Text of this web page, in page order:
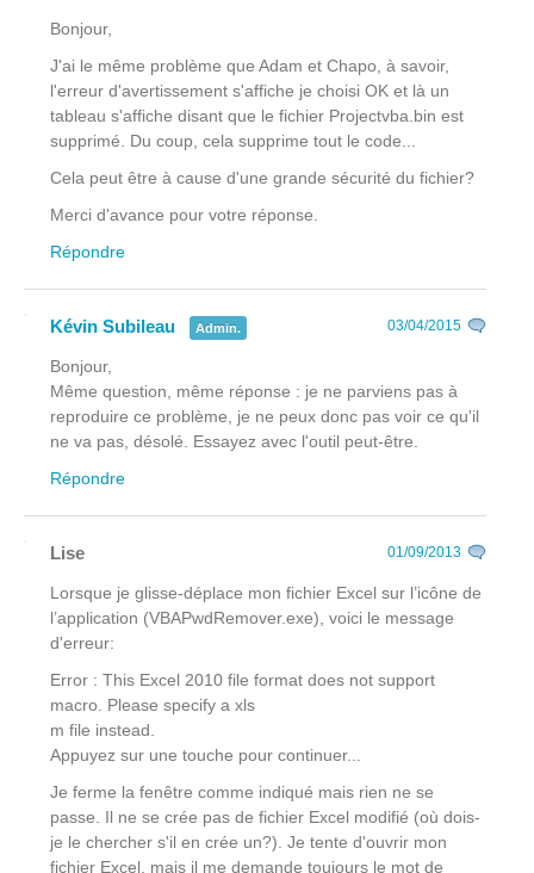
Bonjour,
J'ai le même problème que Adam et Chapo, à savoir,
l'erreur d'avertissement s'affiche je choisi OK et là un
tableau s'affiche disant que le fichier Projectvba.bin est
supprimé. Du coup, cela supprime tout le code...
Cela peut être à cause d'une grande sécurité du fichier?
Merci d'avance pour votre réponse.
Répondre
Kévin Subileau Admin. 03/04/2015
Bonjour,
Même question, même réponse : je ne parviens pas à
reproduire ce problème, je ne peux donc pas voir ce qu'il
ne va pas, désolé. Essayez avec l'outil peut-être.
Répondre
Lise 01/09/2013
Lorsque je glisse-déplace mon fichier Excel sur l’icône de
l’application (VBAPwdRemover.exe), voici le message
d'erreur:
Error : This Excel 2010 file format does not support
macro. Please specify a xls
m file instead.
Appuyez sur une touche pour continuer...
Je ferme la fenêtre comme indiqué mais rien ne se
passe. Il ne se crée pas de fichier Excel modifié (où dois-
je le chercher s'il en crée un?). Je tente d'ouvrir mon
fichier Excel, mais il me demande toujours le mot de